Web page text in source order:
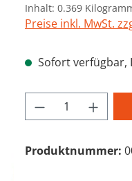
Inhalt: 0.369
Preise inkl. MwSt.
Sofort verfügbar,
Produkt
Produktnummer: